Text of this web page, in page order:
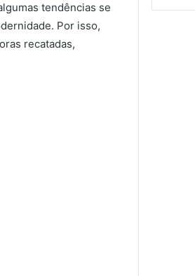
tendências se
Por isso,
recatadas,